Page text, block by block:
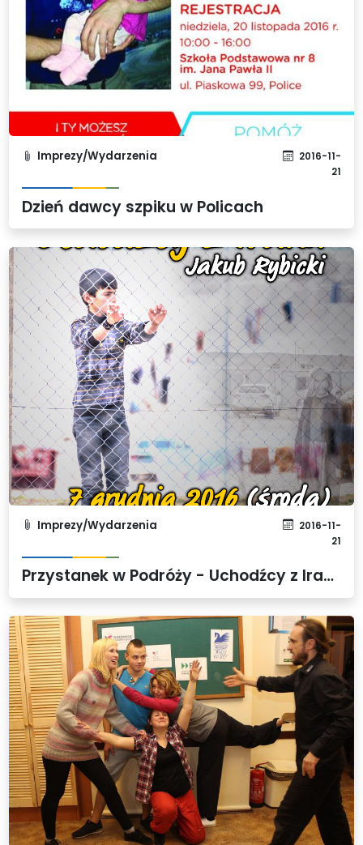
Imprezy/Wydarzenia
2016-11-
21
Dzień dawcy szpiku w Policach
Imprezy/Wydarzenia
2016-11-
21
Przystanek w Podróży - Uchodźcy z Iraku